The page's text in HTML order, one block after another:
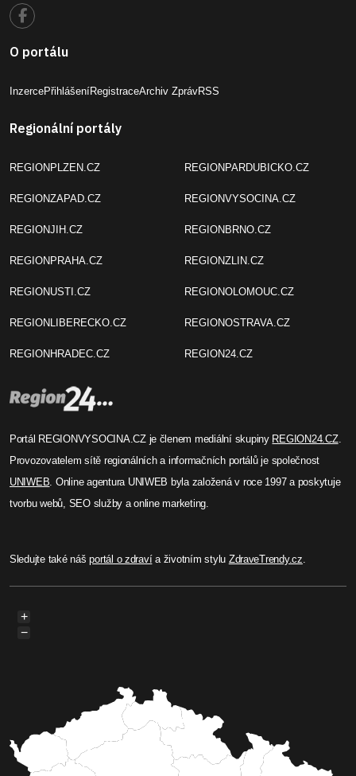
O portálu
InzercePřihlášeníRegistraceArchiv ZprávRSS
Regionální portály
REGIONPLZEN.CZ
REGIONZAPAD.CZ
REGIONJIH.CZ
REGIONPRAHA.CZ
REGIONUSTI.CZ
REGIONLIBERECKO.CZ
REGIONHRADEC.CZ
REGIONPARDUBICKO.CZ
REGIONVYSOCINA.CZ
REGIONBRNO.CZ
REGIONZLIN.CZ
REGIONOLOMOUC.CZ
REGIONOSTRAVA.CZ
REGION24.CZ
Portál REGIONVYSOCINA.CZ je členem mediální skupiny REGION24.CZ.
Provozovatelem sítě regionálních a informačních portálů je společnost
UNIWEB. Online agentura UNIWEB byla založená v roce 1997 a poskytuje
tvorbu webů, SEO služby a online marketing.
Sledujte také nášportál o zdravía životním stylu ZdraveTrendy.cz.
+
−